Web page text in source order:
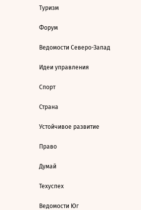
Туризм
Форум
Ведомости Северо-Запад
Идеи управления
Спорт
Страна
Устойчивое развитие
Право
Думай
Техуспех
Ведомости Юг